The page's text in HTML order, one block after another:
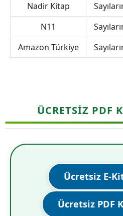
Nadir Kitap
N11
Amazon Türkiye
ÜCRETSİZ PDF
Ücretsiz E-
Ücretsiz PDF